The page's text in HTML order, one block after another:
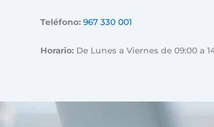
Teléfono: 967 330 001
Horario: De Lunes a Viernes de 09:00 a